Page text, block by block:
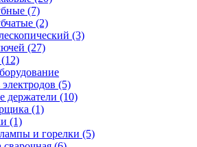
(7)
(2)
(3)
(27)
(12)
(5)
держатели (10)
(1)
(1)
и горелки (5)